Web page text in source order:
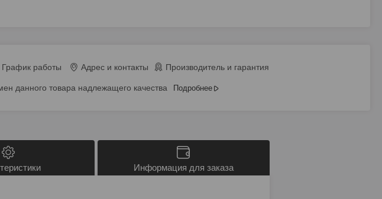
График работы Адрес и контакты Производитель и гарантия
данного товара надлежащего качества Подробнее
Информация для заказа